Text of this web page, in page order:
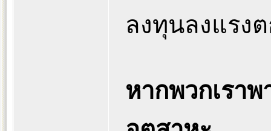
ลงทุนลงแรง
หากพวกเรา